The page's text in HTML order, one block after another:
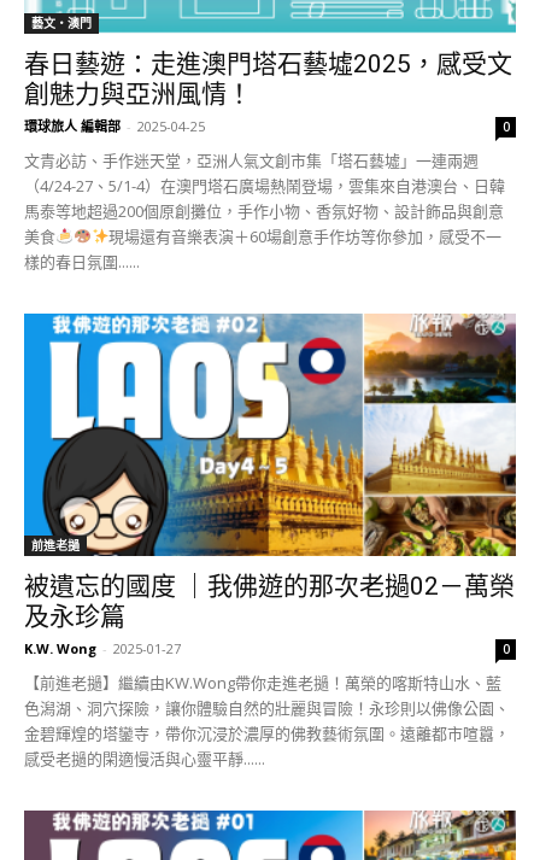
藝文‧澳門
春日藝遊：走進澳門塔石藝墟2025，感受文
創魅力與亞洲風情！
環球旅人 編輯部 - 2025-04-25 0
文青必訪、手作迷天堂，亞洲人氣文創市集「塔石藝墟」一連兩週
（4/24-27、5/1-4）在澳門塔石廣場熱鬧登場，雲集來自港澳台、日韓
馬泰等地超過200個原創攤位，手作小物、香氛好物、設計飾品與創意
美食
現場還有音樂表演＋60場創意手作坊等你參加，感受不一
樣的春日氛圍......
前進老撾
被遺忘的國度 ｜我佛遊的那次老撾02－萬榮
及永珍篇
K.W. Wong - 2025-01-27 0
【前進老撾】繼續由KW.Wong帶你走進老撾！萬榮的喀斯特山水、藍
色潟湖、洞穴探險，讓你體驗自然的壯麗與冒險！永珍則以佛像公園、
金碧輝煌的塔鑾寺，帶你沉浸於濃厚的佛教藝術氛圍。遠離都市喧囂，
感受老撾的閑適慢活與心靈平靜......